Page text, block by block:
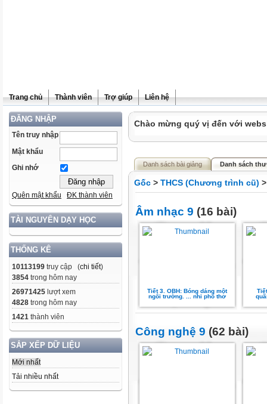
Trang chủ Thành viên Trợ giúp Liên hệ
ĐĂNG NHẬP
Tên truy nhập
Mật khẩu
Ghi nhớ
Quên mật khẩu ĐK thành viên
TÀI NGUYÊN DẠY HỌC
THỐNG KÊ
10113199 truy cập (chi tiết)
3854 trong hôm nay
26971425 lượt xem
4828 trong hôm nay
1421 thành viên
SẮP XẾP DỮ LIỆU
Mới nhất
Tải nhiều nhất
Chào mừng quý vị đến với
Danh sách bài giảng Danh sách
Gốc > THCS (Chương trình cũ)
Âm nhạc 9 (16 bài)
Tiết 3. OBH: Bóng dáng một
ngôi trường. ... nhi phổ thơ
Công nghệ 9 (62 bài)